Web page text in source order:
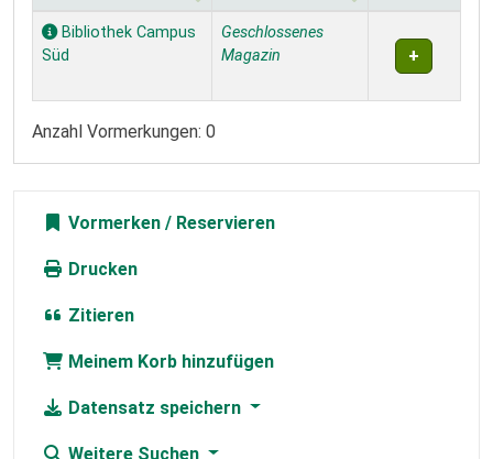
Exemplare
Bibliothek Campus
Süd
Geschlossenes
Magazin
Anzahl Vormerkungen: 0
Vormerken
Drucken
Zitieren
Meinem Korb hinzufügen
Datensatz speichern
Weitere Suchen